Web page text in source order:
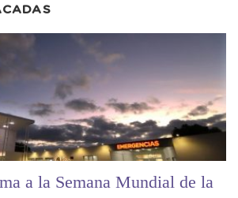
a la Semana Mundial de la